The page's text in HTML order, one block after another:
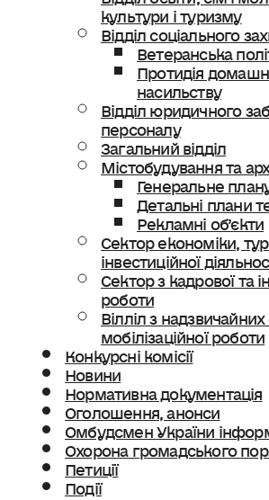
культури і туризму
Відділ соціального
Ветеранська
Протидія
насильству
Відділ юридичного
персоналу
Загальний відділ
Містобудування та
Генеральне
Детальні плани
Рекламні об’єкти
Сектор економіки,
інвестиційної
Сектор з кадрової та
роботи
Вілліл з надзвичайних
мобілізаційної роботи
Конкурсні комісії
Новини
Нормативна документація
Оголошення, анонси
Омбудсмен України
Охорона громадського
Петиції
Події